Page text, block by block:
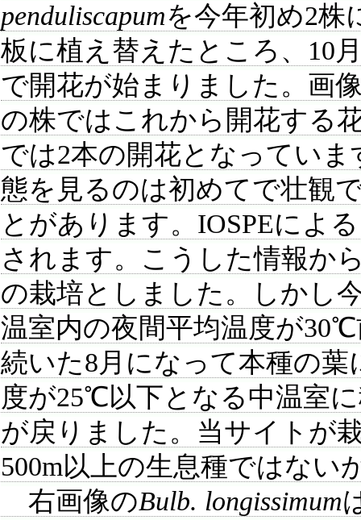
penduliscapumを今年初め2株
板に植え替えたところ、10
で開花が始まりました。画
の株ではこれから開花する
では2本の開花となってい
態を見るのは初めてで壮観
とがあります。IOSPEによ
されます。こうした情報か
の栽培としました。しかし
温室内の夜間平均温度が
続いた8月になって本種の
度が25℃以下となる中温室
が戻りました。当サイトが
500m以上の生息種ではない
右画像のBulb. longissimum